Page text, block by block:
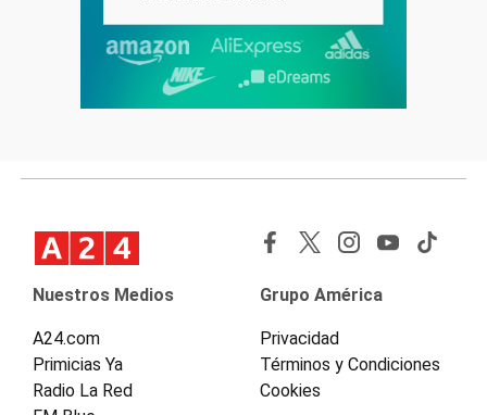
Nuestros Medios
A24.com
Primicias Ya
Radio La Red
Grupo América
Privacidad
Términos y Condiciones
Cookies